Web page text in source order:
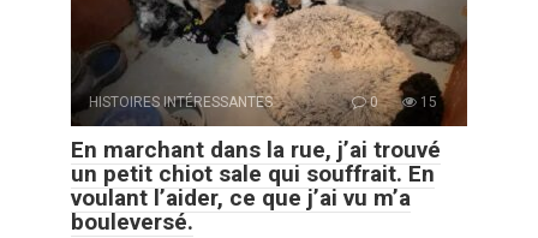
HISTOIRES INTÉRESSANTES 0 15
En marchant dans la rue, j’ai trouvé
un petit chiot sale qui souffrait. En
voulant l’aider, ce que j’ai vu m’a
bouleversé.